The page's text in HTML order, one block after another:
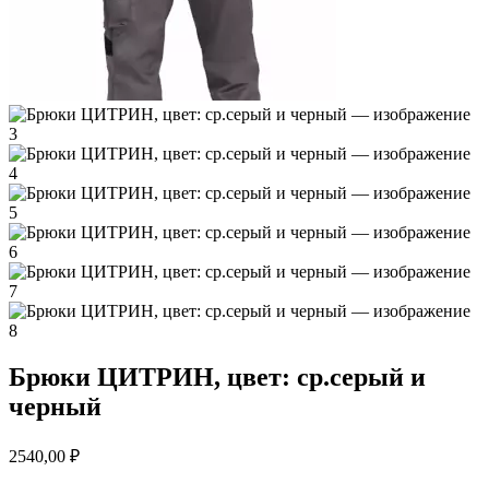
Брюки ЦИТРИН, цвет: ср.серый и
черный
2540,00 ₽